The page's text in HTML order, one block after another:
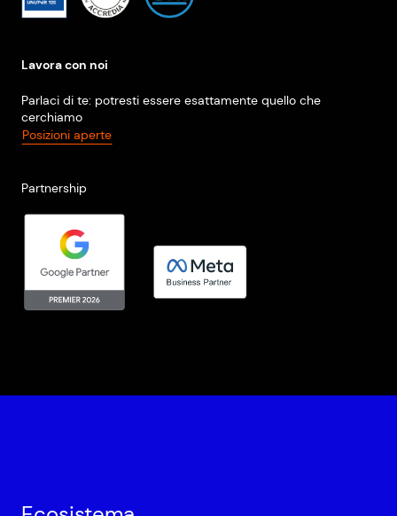
Lavora con noi
Parlaci di te: potresti essere esattamente quello che
cerchiamo
Posizioni aperte
Partnership